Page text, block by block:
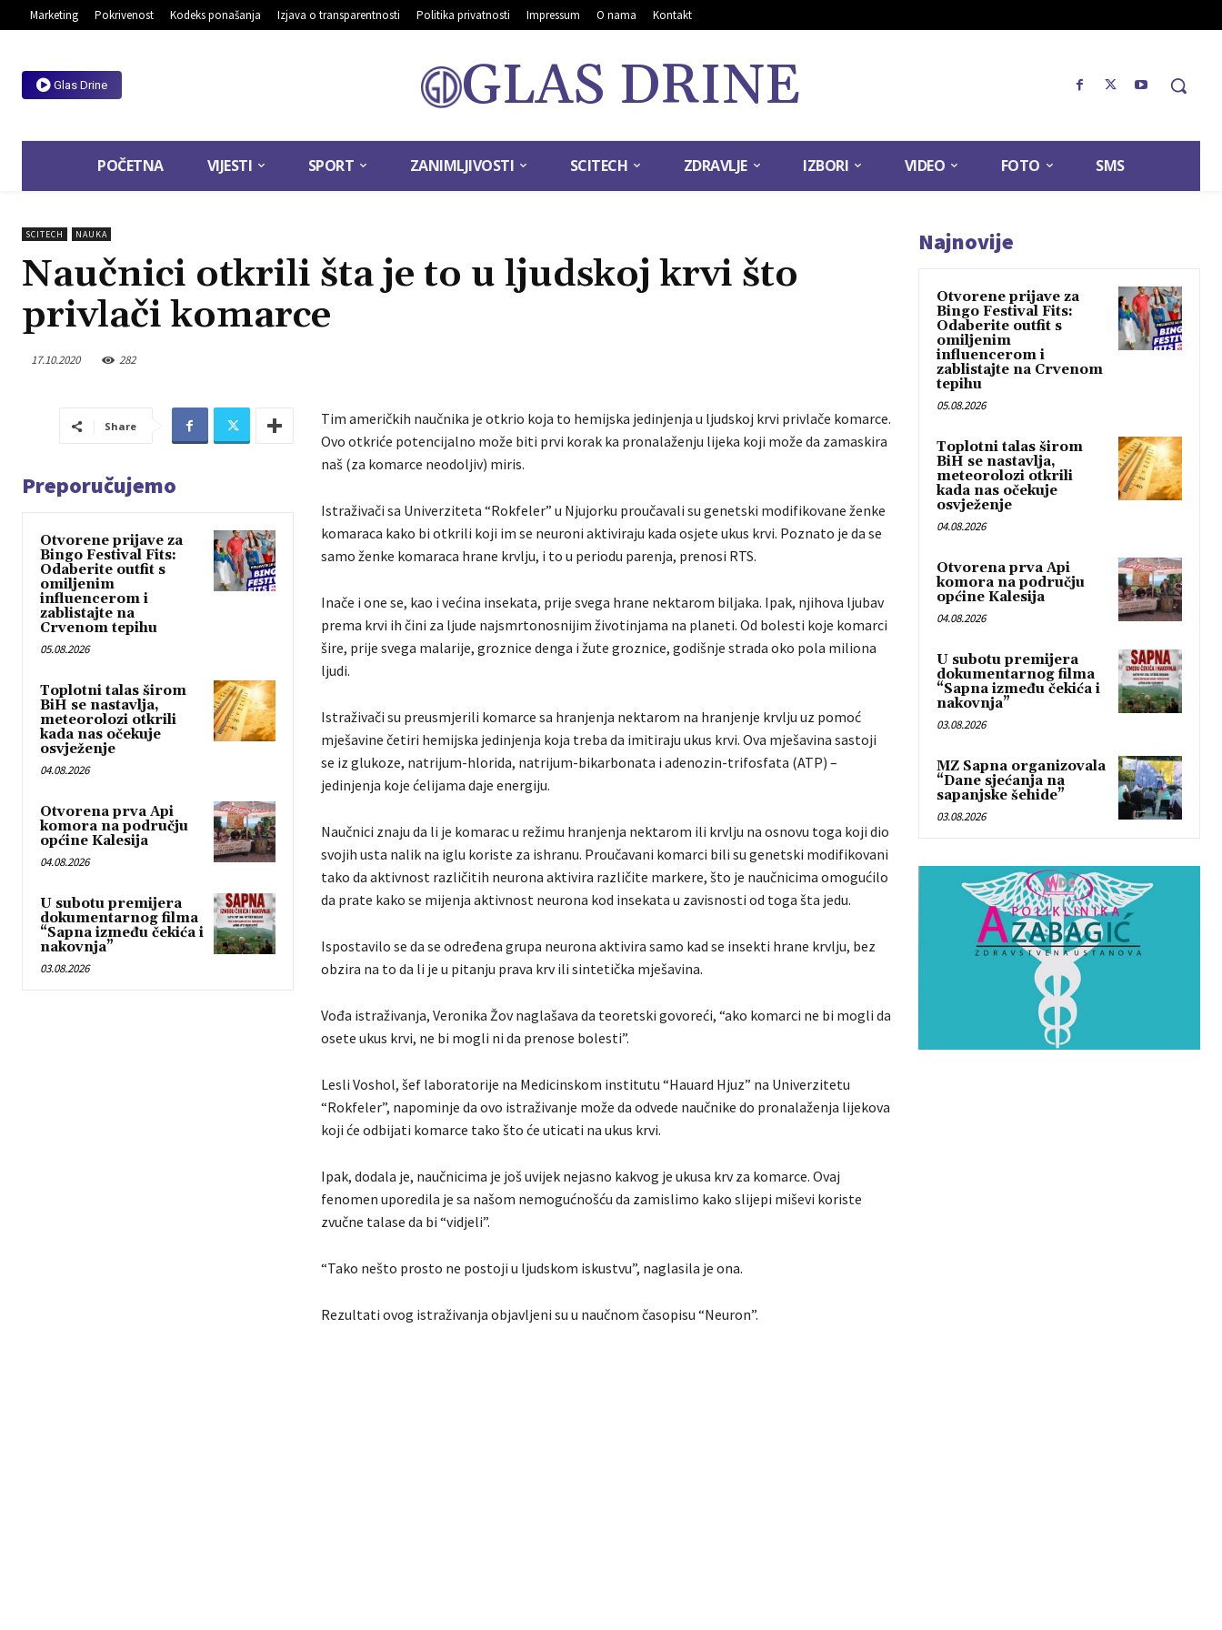
Marketing Pokrivenost Kodeks ponašanja Izjava o transparentnosti Politika privatnosti Impressum O nama Kontakt
Glas Drine GLAS DRINE
POČETNA VIJESTI SPORT ZANIMLJIVOSTI SCITECH ZDRAVLJE IZBORI VIDEO FOTO SMS
SCITECH NAUKA
Naučnici otkrili šta je to u ljudskoj krvi što
privlači komarce
17.10.2020 282
Share
Preporučujemo
Otvorene prijave za
Bingo Festival Fits:
Odaberite outfit s
omiljenim
influencerom i
zablistajte na
Crvenom tepihu
05.08.2026
Toplotni talas širom
BiH se nastavlja,
meteorolozi otkrili
kada nas očekuje
osvježenje
04.08.2026
Otvorena prva Api
komora na području
općine Kalesija
04.08.2026
U subotu premijera
dokumentarnog filma
“Sapna između čekića i
nakovnja”
03.08.2026
Tim američkih naučnika je otkrio koja to hemijska jedinjenja u ljudskoj krvi privlače komarce.
Ovo otkriće potencijalno može biti prvi korak ka pronalaženju lijeka koji može da zamaskira
naš (za komarce neodoljiv) miris.
Istraživači sa Univerziteta “Rokfeler” u Njujorku proučavali su genetski modifikovane ženke
komaraca kako bi otkrili koji im se neuroni aktiviraju kada osjete ukus krvi. Poznato je da se
samo ženke komaraca hrane krvlju, i to u periodu parenja, prenosi RTS.
Inače i one se, kao i većina insekata, prije svega hrane nektarom biljaka. Ipak, njihova ljubav
prema krvi ih čini za ljude najsmrtonosnijim životinjama na planeti. Od bolesti koje komarci
šire, prije svega malarije, groznice denga i žute groznice, godišnje strada oko pola miliona
ljudi.
Istraživači su preusmjerili komarce sa hranjenja nektarom na hranjenje krvlju uz pomoć
mješavine četiri hemijska jedinjenja koja treba da imitiraju ukus krvi. Ova mješavina sastoji
se iz glukoze, natrijum-hlorida, natrijum-bikarbonata i adenozin-trifosfata (ATP) –
jedinjenja koje ćelijama daje energiju.
Naučnici znaju da li je komarac u režimu hranjenja nektarom ili krvlju na osnovu toga koji dio
svojih usta nalik na iglu koriste za ishranu. Proučavani komarci bili su genetski modifikovani
tako da aktivnost različitih neurona aktivira različite markere, što je naučnicima omogućilo
da prate kako se mijenja aktivnost neurona kod insekata u zavisnosti od toga šta jedu.
Ispostavilo se da se određena grupa neurona aktivira samo kad se insekti hrane krvlju, bez
obzira na to da li je u pitanju prava krv ili sintetička mješavina.
Vođa istraživanja, Veronika Žov naglašava da teoretski govoreći, “ako komarci ne bi mogli da
osete ukus krvi, ne bi mogli ni da prenose bolesti”.
Lesli Voshol, šef laboratorije na Medicinskom institutu “Hauard Hjuz” na Univerzitetu
“Rokfeler”, napominje da ovo istraživanje može da odvede naučnike do pronalaženja lijekova
koji će odbijati komarce tako što će uticati na ukus krvi.
Ipak, dodala je, naučnicima je još uvijek nejasno kakvog je ukusa krv za komarce. Ovaj
fenomen uporedila je sa našom nemogućnošću da zamislimo kako slijepi miševi koriste
zvučne talase da bi “vidjeli”.
“Tako nešto prosto ne postoji u ljudskom iskustvu”, naglasila je ona.
Rezultati ovog istraživanja objavljeni su u naučnom časopisu “Neuron”.
Najnovije
Otvorene prijave za
Bingo Festival Fits:
Odaberite outfit s
omiljenim
influencerom i
zablistajte na Crvenom
tepihu
05.08.2026
Toplotni talas širom
BiH se nastavlja,
meteorolozi otkrili
kada nas očekuje
osvježenje
04.08.2026
Otvorena prva Api
komora na području
općine Kalesija
04.08.2026
U subotu premijera
dokumentarnog filma
“Sapna između čekića i
nakovnja”
03.08.2026
MZ Sapna organizovala
“Dane sjećanja na
sapanjske šehide”
03.08.2026